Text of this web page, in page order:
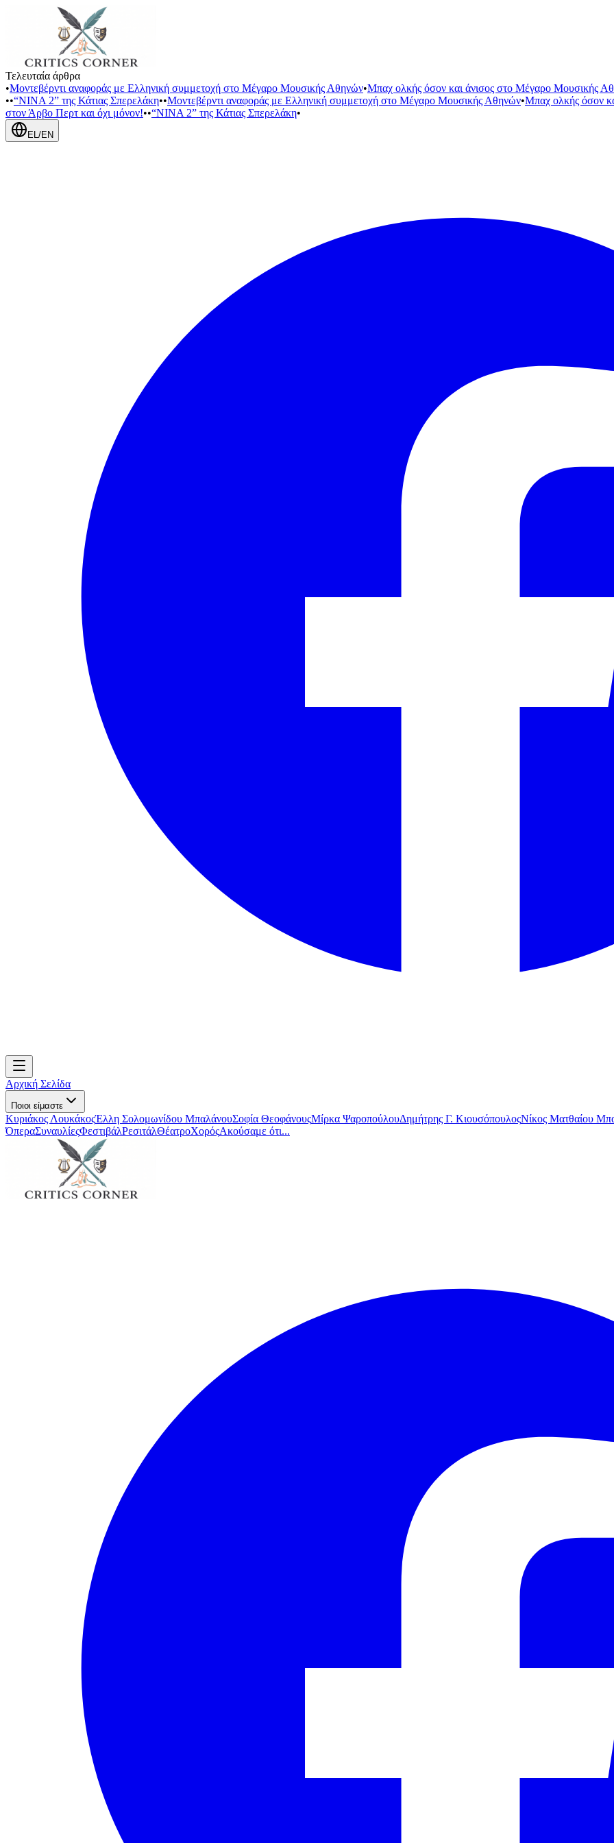
Τελευταία άρθρα
•Μοντεβέρντι αναφοράς με Ελληνική συμμετοχή στο Μέγαρο Μουσικής Αθηνών•Μπαχ ολκής όσον και άνισος στο Μέγαρο Μουσικής
••“NINA 2” της Κάτιας Σπερελάκη••Μοντεβέρντι αναφοράς με Ελληνική συμμετοχή στο Μέγαρο Μουσικής Αθηνών•Μπαχ ολκής όσον
στον Άρβο Περτ και όχι μόνον!••“NINA 2” της Κάτιας Σπερελάκη•
EL/EN
Αρχική Σελίδα
Ποιοι είμαστε
Κυριάκος ΛουκάκοςΈλλη Σολομωνίδου ΜπαλάνουΣοφία ΘεοφάνουςΜίρκα ΨαροπούλουΔημήτρης Γ. ΚιουσόπουλοςΝίκος Ματθαίου
ΌπεραΣυναυλίεςΦεστιβάλΡεσιτάλΘέατροΧορόςΑκούσαμε ότι...